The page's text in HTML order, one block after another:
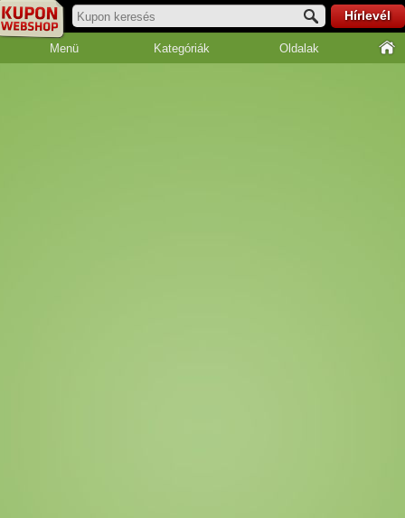
Hírlevél
Menü Kategóriák Oldalak